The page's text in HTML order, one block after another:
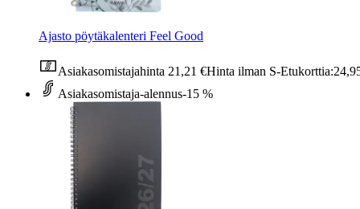
Ajasto pöytäkalenteri Feel Good
Asiakasomistajahinta 21,21 €Hinta ilman S-Etukorttia:
Asiakasomistaja-alennus-15 %